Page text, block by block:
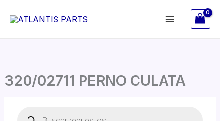
320/02711 PERNO CULATA
PERNO